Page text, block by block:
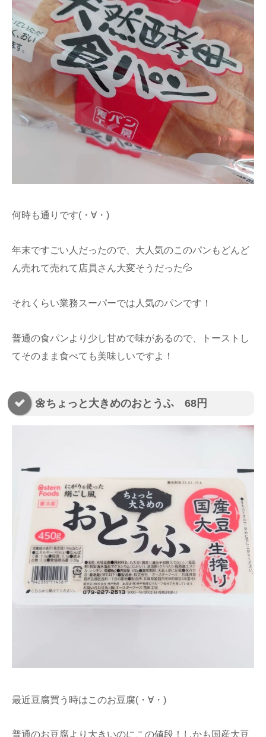
何時も通りです(・∀・)
年末ですごい人だったので、大人気のこのパンもどんど
ん売れて売れて店員さん大変そうだった💦
それくらい業務スーパーでは人気のパンです！
普通の食パンより少し甘めで味があるので、トーストし
てそのまま食べても美味しいですよ！
🌼ちょっと大きめのおとうふ 68円
最近豆腐買う時はこのお豆腐(・∀・)
普通のお豆腐より大きいのにこの値段！しかも国産大豆